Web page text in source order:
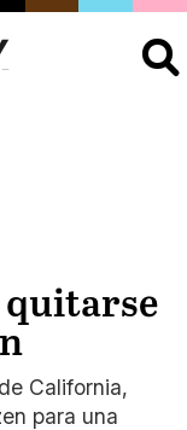
quitarse
California,
para una